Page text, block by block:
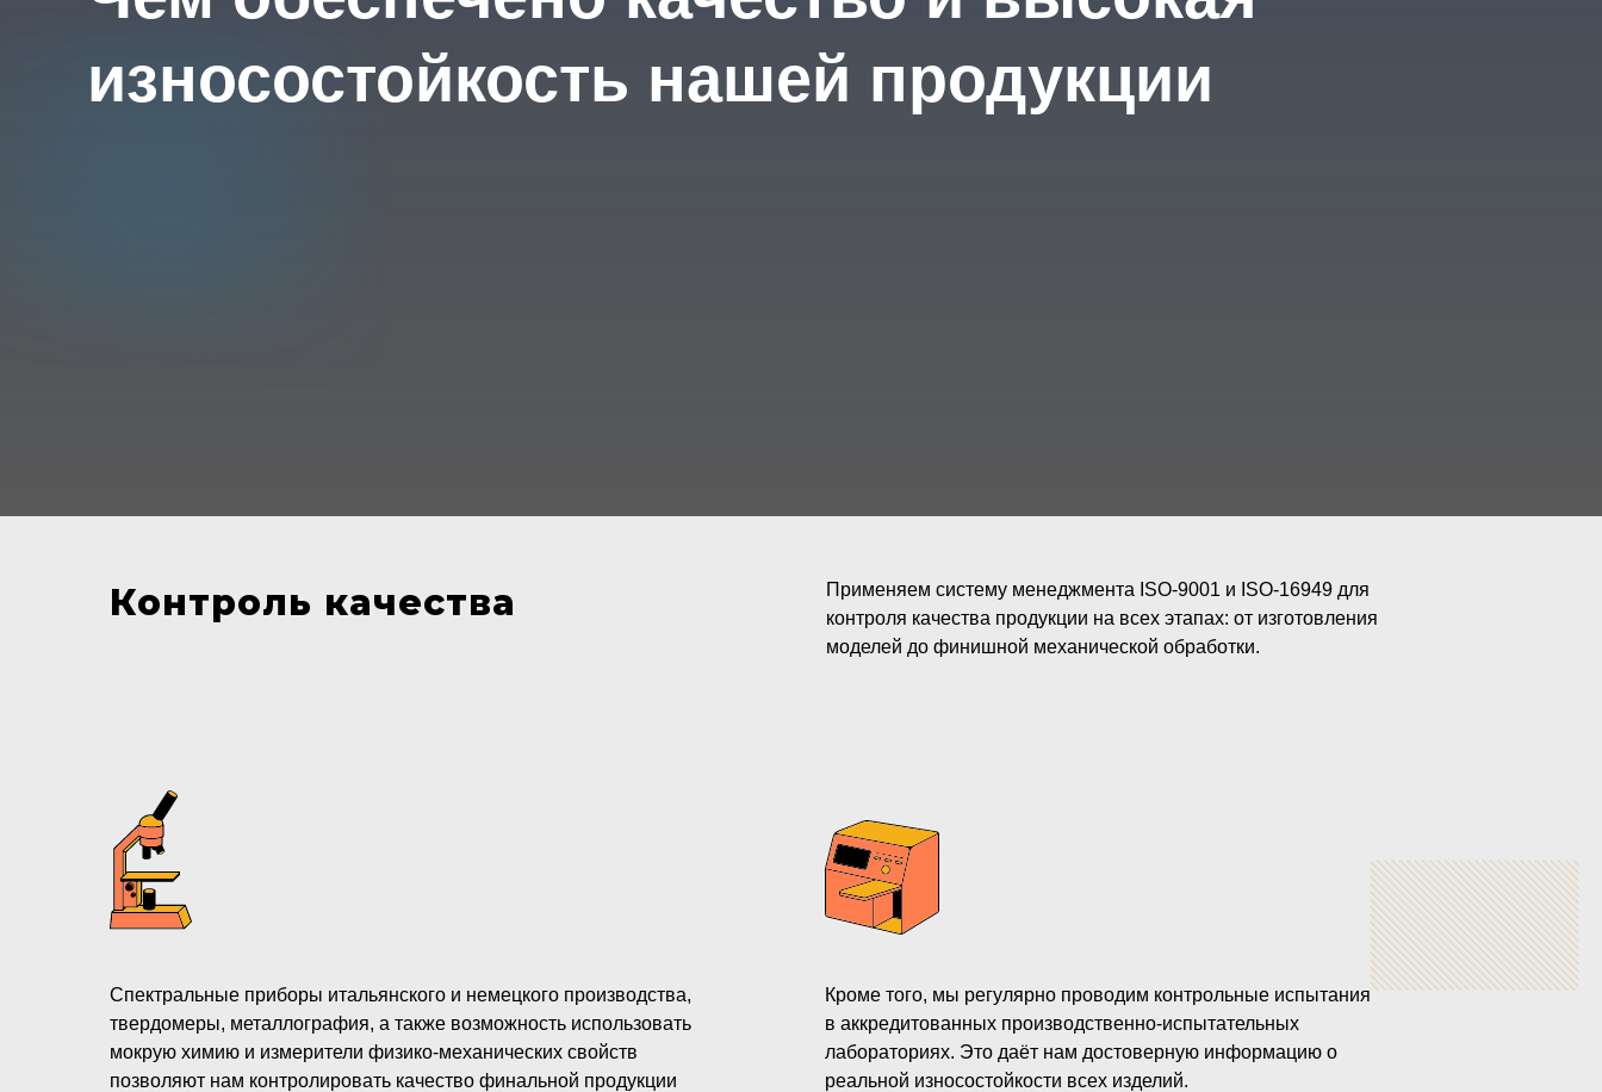
износостойкость нашей продукции
Контроль качества
Применяем систему менеджмента ISO-9001 и ISO-16949 для
контроля качества продукции на всех этапах: от изготовления
моделей до финишной механической обработки.
Спектральные приборы итальянского и немецкого производства,
твердомеры, металлография, а также возможность использовать
мокрую химию и измерители физико-механических свойств
позволяют нам контролировать качество финальной продукции
Кроме того, мы регулярно проводим контрольные испытания
в аккредитованных производственно-испытательных
лабораториях. Это даёт нам достоверную информацию о
реальной износостойкости всех изделий.